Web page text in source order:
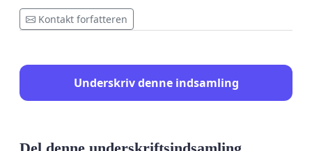
hæver niveauet for terrortruslen fra
minimal til begrænset, dvs. en ændring fra ”ingen
indikationer på en trussel” til ”en potentiel trussel”.
Dette skyldes især reaktualiseringen af den pro-
hvilket på tværs af interne modsætninger har skabt
Kontakt forfatteren
Underskriv denne indsamling